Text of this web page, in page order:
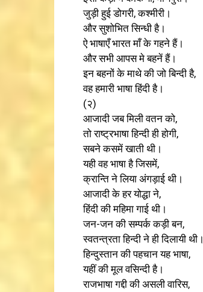
जुड़ी हुई डोगरी, कश्मीरी।
और सुशोभित सिन्धी है।
ऐ भाषाएँ भारत माँ के गहने हैं।
और सभी आपस मे बहनें हैं।
इन बहनों के माथे की जो बिन्दी है,
वह हमारी भाषा हिंदी है।
(२)
आजादी जब मिली वतन को,
तो राष्ट्रभाषा हिन्दी ही होगी,
सबने कसमें खाती थी।
यही वह भाषा है जिसमें,
क्रान्ति ने लिया अंगड़ाई थी।
आजादी के हर योद्धा ने,
हिंदी की महिमा गाई थी।
जन-जन की सम्पर्क कड़ी बन,
स्वतन्त्रता हिन्दी ने ही दिलायी थी।
हिन्दुस्तान की पहचान यह भाषा,
यहीं की मूल वसिन्दी है।
राजभाषा गद्दी की असली वारिस,